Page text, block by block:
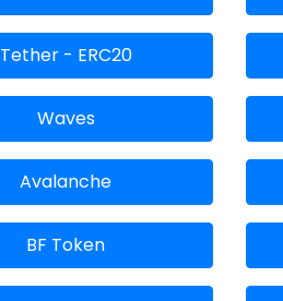
Tether - ERC20
Waves
Avalanche
BF Token